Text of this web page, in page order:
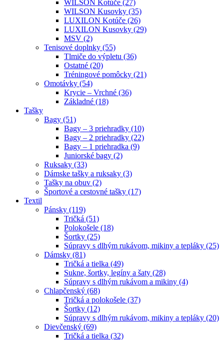
WILSON Kotúče (27)
WILSON Kusovky (35)
LUXILON Kotúče (26)
LUXILON Kusovky (29)
MSV (2)
Tenisové doplnky (55)
Tlmiče do výpletu (36)
Ostatné (20)
Tréningové pomôcky (21)
Omotávky (54)
Krycie – Vrchné (36)
Základné (18)
Tašky
Bagy (51)
Bagy – 3 priehradky (10)
Bagy – 2 priehradky (22)
Bagy – 1 priehradka (9)
Juniorské bagy (2)
Ruksaky (33)
Dámske tašky a ruksaky (3)
Tašky na obuv (2)
Športové a cestovné tašky (17)
Textil
Pánsky (119)
Tričká (51)
Polokošele (18)
Šortky (25)
Súpravy s dlhým rukávom, mikiny a tepláky (25)
Dámsky (81)
Tričká a tielka (49)
Sukne, šortky, legíny a šaty (28)
Súpravy s dlhým rukávom a mikiny (4)
Chlapčenský (68)
Tričká a polokošele (37)
Šortky (12)
Súpravy s dlhým rukávom, mikiny a tepláky (20)
Dievčenský (69)
Tričká a tielka (32)